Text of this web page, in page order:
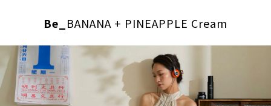
Be_ BANANA + PINEAPPLE Cream